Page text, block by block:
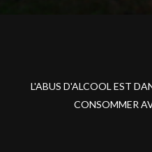
L'ABUS D'ALCOOL EST
CONSOMMER